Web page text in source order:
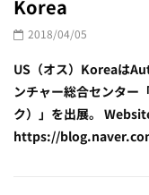
Korea
2018/04/05
US（オス）Koreaは
ンチャー総合センタ
ク）」を出展。
https://